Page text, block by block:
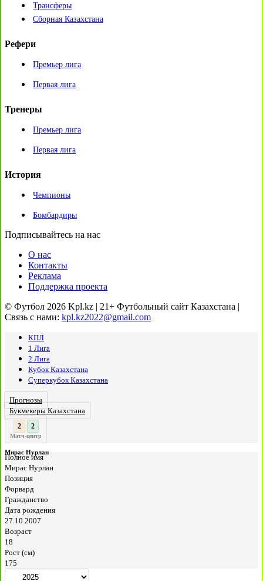
Трансферы
Сборная Казахстана
Рефери
Премьер лига
Первая лига
Тренеры
Премьер лига
Первая лига
История
Чемпионы
Бомбардиры
Подписывайтесь на нас
О нас
Контакты
Реклама
Поддержка проекта
© Футбол 2026 Kpl.kz | 21+ Футбольный сайт Казахстана |
Связь с нами: kpl.kz2022@gmail.com
КПЛ
1 Лига
2 Лига
Кубок Казахстана
Суперкубок Казахстана
Прогнозы
Букмекеры Казахстана
3 : 2
Матч-центр
Мирас Нурлан
Полное имя
Мирас Нурлан
Позиция
Форвард
Гражданство
Дата рождения
27.10.2007
Возраст
18
Рост (см)
175